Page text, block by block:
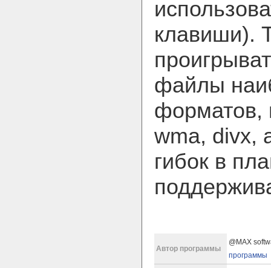
клавиши).
файлы
форматов,
wma, divx,
гибок в
Автор программы
@MAX
программы